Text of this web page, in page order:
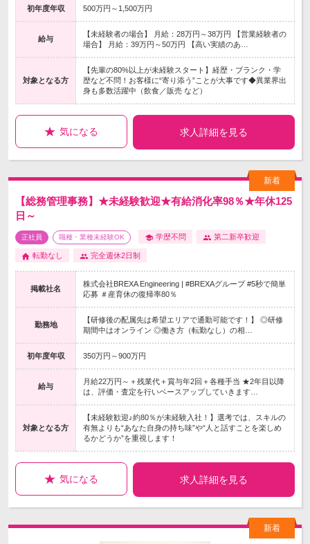
初年度年収 500万円～1,500万円
給与
【未経験者の場合】 月給：28万円～38万円 【営業経験者の
場合】 月給：39万円～50万円 【高い実績のあ…
対象となる方
【先輩の80%以上が未経験スタート】経歴・ブランク・学
歴など不問！お客様に“寄り添う”ことが大事です◆異業界出
身も多数活躍中（飲食／販売 など）
気になる 求人詳細を見る
【総務管理事務】★未経験歓迎★有給消化率98％★年休125
日～
正社員 職種・業種未経験OK 学歴不問 第二新卒歓迎
転勤なし 完全週休2日制
掲載社名
株式会社BREXA Engineering | #BREXAグループ #5秒で簡単
応募 ＃産育休の復帰率80％
勤務地
【研修後の配属先は希望エリアで通勤可能です！】 ◎研修
期間中はオンライン ◎働き方（転勤なし）の相…
初年度年収 350万円～900万円
給与
月給22万円～＋残業代＋賞与年2回＋各種手当 ★2年目以降
は、評価・査定を行いベースアップしていきます…
対象となる方
【未経験歓迎♪約80％が未経験入社！】選考では、スキルの
有無よりも“あなた自身の持ち味”や“人と話すことを楽しめ
るかどうか”を重視します！
気になる 求人詳細を見る